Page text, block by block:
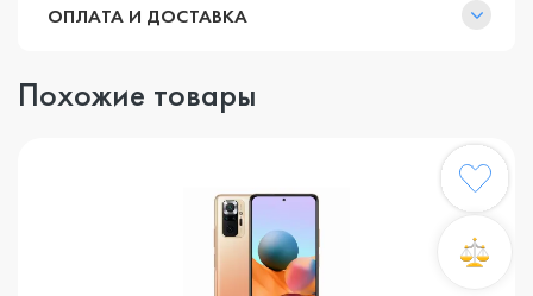
ОПЛАТА И ДОСТАВКА
Похожие товары